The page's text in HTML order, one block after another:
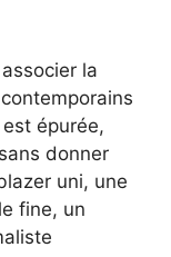
la
épurée,
donner
uni, une
fine, un